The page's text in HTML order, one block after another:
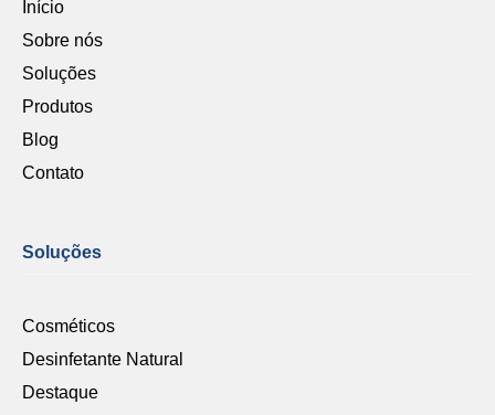
Início
Sobre nós
Soluções
Produtos
Blog
Contato
Soluções
Cosméticos
Desinfetante Natural
Destaque